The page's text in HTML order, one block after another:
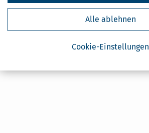
Cookie-Einstellungen
Alle ablehnen
Inhaltsverzeichnis
kostenlose Leseprobe